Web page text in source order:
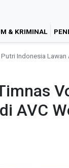
& KRIMINAL
Indonesia
AVC